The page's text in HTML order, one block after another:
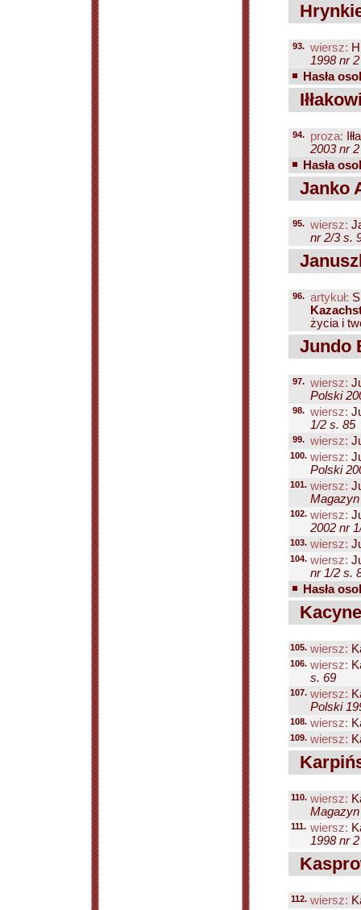
93. wiersz:
1998 nr
Hasła
94. proza:
2003 nr
Hasła
Janko
95. wiersz:
nr 2/3 s.
96. artykuł:
życia i
Jundo
97. wiersz:
Polski
98. wiersz:
1/2 s. 85
99. wiersz:
100. wiersz:
Polski
101. wiersz:
102. wiersz:
2002 nr
103. wiersz:
104. wiersz:
nr 1/2 s.
Hasła
105. wiersz:
106. wiersz:
s. 69
107. wiersz:
Polski
108. wiersz:
109. wiersz:
110. wiersz:
111. wiersz:
1998 nr
112. wiersz: